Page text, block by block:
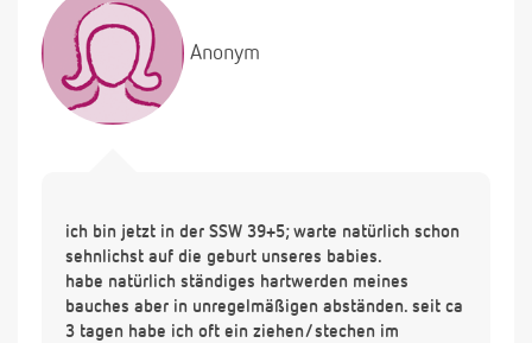
Anonym
ich bin jetzt in der SSW 39+5; warte natürlich schon
sehnlichst auf die geburt unseres babies.
habe natürlich ständiges hartwerden meines
bauches aber in unregelmäßigen abständen. seit ca
3 tagen habe ich oft ein ziehen/stechen im